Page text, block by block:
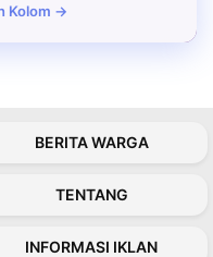
Kolom →
BERITA WARGA
TENTANG
INFORMASI IKLAN